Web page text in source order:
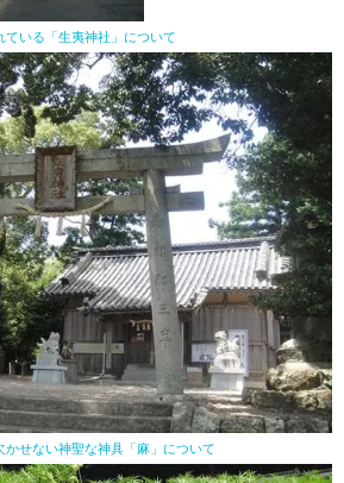
ている「生夷神社」について
せない神聖な神具「麻」について